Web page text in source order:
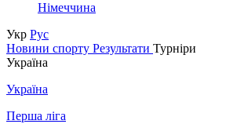
Німеччина
Укр Рус
Новини спорту Результати Турніри
Україна
Україна
Перша ліга